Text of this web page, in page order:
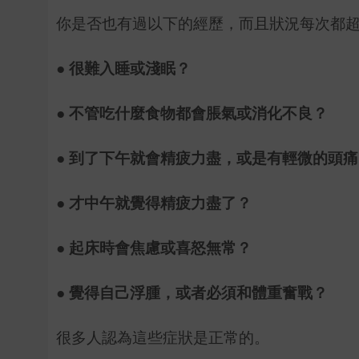
你是否也有過以下的經歷，而且狀況每次都
● 很難入睡或淺眠？
● 不管吃什麼食物都會脹氣或消化不良？
● 到了下午就會精疲力盡，或是有輕微的頭痛
● 才中午就覺得精疲力盡了？
● 起床時會焦慮或喜怒無常？
● 覺得自己浮腫，或者必須和體重奮戰？
很多人認為這些症狀是正常的。